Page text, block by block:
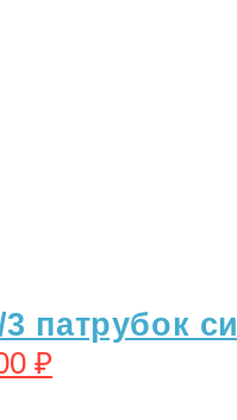
3 патрубок
₽